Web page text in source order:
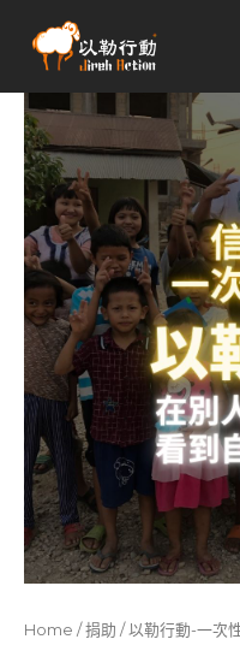
要
Home / 捐助 / 以勒行動-一次
以
勒
行
動-
一
次
性
捐
助
(信
用
卡)
quantity